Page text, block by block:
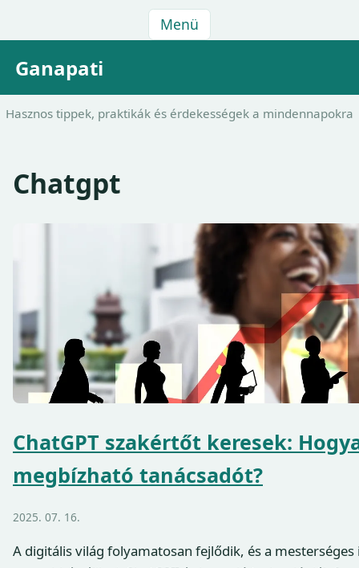
Menü
Ganapati
Hasznos tippek, praktikák és érdekességek a mindennapokra
Chatgpt
ChatGPT szakértőt keresek:
megbízható tanácsadót?
2025. 07. 16.
A digitális világ folyamatosan fejlődik, és a